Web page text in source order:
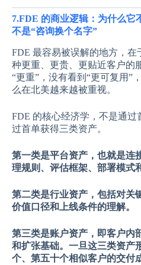
7.FDE 的商业逻辑：为什么它
不是“咨询换个名字”
FDE 最容易被误解的地方，在
种更重、更贵、更贴近客户的
“更重”，没有看到“更可复用”
么在北美越来越被重视。
FDE 的核心经济学，不是通过
过首单获得三类资产。
第一类是平台资产，也就是连
理规则、评估框架、部署模式
第二类是行业资产，包括对关
价值口径和上线条件的理解。
第三类是账户资产，即客户内
和扩张基础。一旦这三类资产
个、第五十个相似客户的交付